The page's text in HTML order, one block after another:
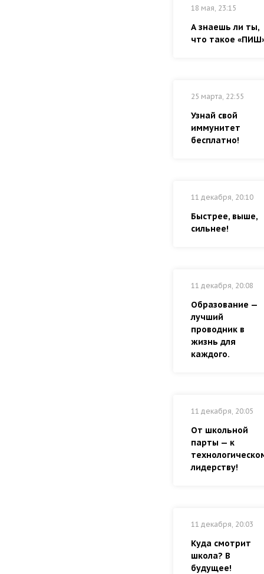
18 мая, 23:15
А знаешь ли ты,
что такое
25 марта, 22:55
Узнай свой
иммунитет
бесплатно!
11 декабря, 20:10
Быстрее, выше,
сильнее!
11 декабря, 20:08
Образование —
лучший
проводник в
жизнь для
каждого.
11 декабря, 20:05
От школьной
парты — к
лидерству!
11 декабря, 20:03
Куда смотрит
школа? В
будущее!